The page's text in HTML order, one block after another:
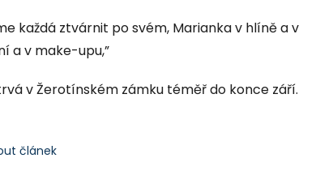
každá ztvárnit po svém, Marianka v hlíně a v
a v make-upu,”
v Žerotínském zámku téměř do konce září.
článek